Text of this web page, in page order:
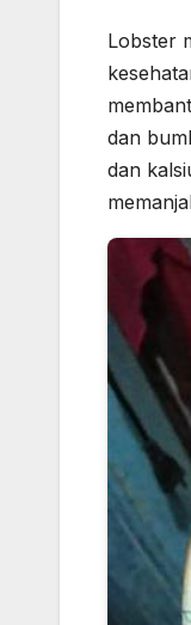
Lobster
dan
dan